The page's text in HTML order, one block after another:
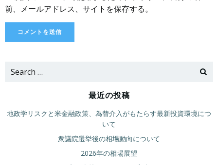
前、メールアドレス、サイトを保存する。
Search
最近の投稿
地政学リスクと米金融政策、為替介入がもたらす最新投資環境につ
いて
衆議院選挙後の相場動向について
2026年の相場展望